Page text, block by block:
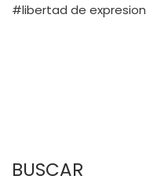
libertad de expresion
BUSCAR